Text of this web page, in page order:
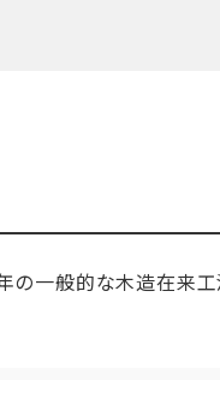
一般的な木造在来